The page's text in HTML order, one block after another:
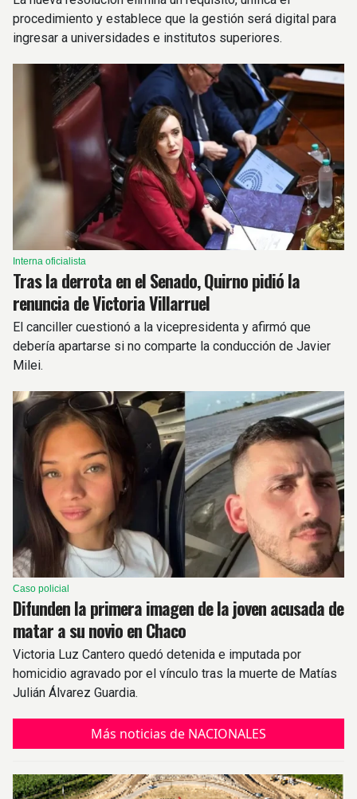
procedimiento y establece que la gestión será digital para
ingresar a universidades e institutos superiores.
Interna oficialista
Tras la derrota en el Senado, Quirno pidió la
renuncia de Victoria Villarruel
El canciller cuestionó a la vicepresidenta y afirmó que
debería apartarse si no comparte la conducción de Javier
Milei.
Caso policial
Difunden la primera imagen de la joven acusada de
matar a su novio en Chaco
Victoria Luz Cantero quedó detenida e imputada por
homicidio agravado por el vínculo tras la muerte de Matías
Julián Álvarez Guardia.
Más noticias de NACIONALES